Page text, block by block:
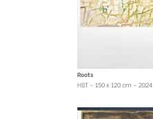
Roots
HST – 150 x 120 cm – 2024